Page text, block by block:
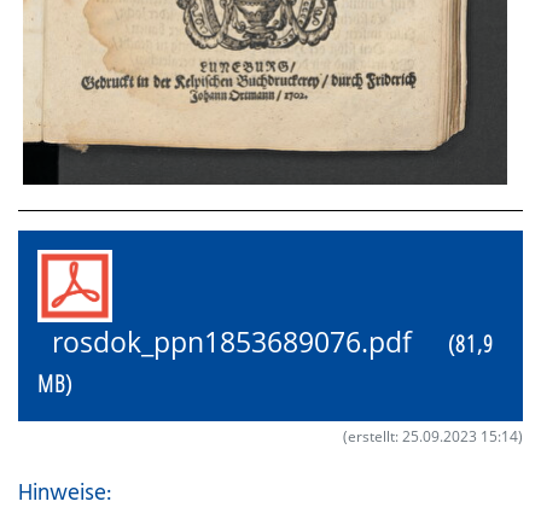
rosdok_ppn1853689076.pdf
(81,9
MB)
(erstellt: 25.09.2023 15:14)
Hinweise: